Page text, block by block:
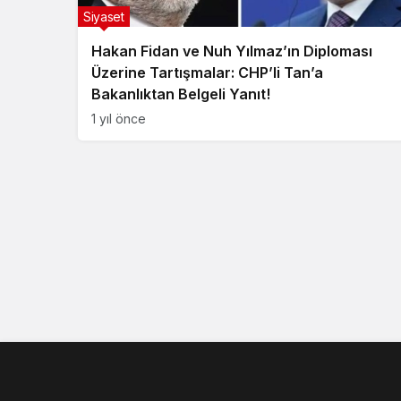
Hakan Fidan ve Nuh Yılmaz’ın Diploması
Üzerine Tartışmalar: CHP’li Tan’a
Bakanlıktan Belgeli Yanıt!
Siyaset
1 yıl önce